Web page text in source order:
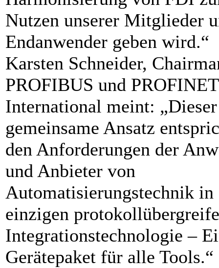
Nutzen unserer Mitglieder
Endanwender geben wird.“
Karsten Schneider,
PROFIBUS und PROFINET
International meint: „Dieser
gemeinsame Ansatz
den Anforderungen der
und Anbieter von
Automatisierungstechnik in
einzigen
Integrationstechnologie –
Gerätepaket für alle Tools.“